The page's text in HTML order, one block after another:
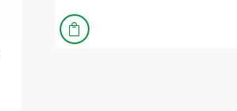
 producto